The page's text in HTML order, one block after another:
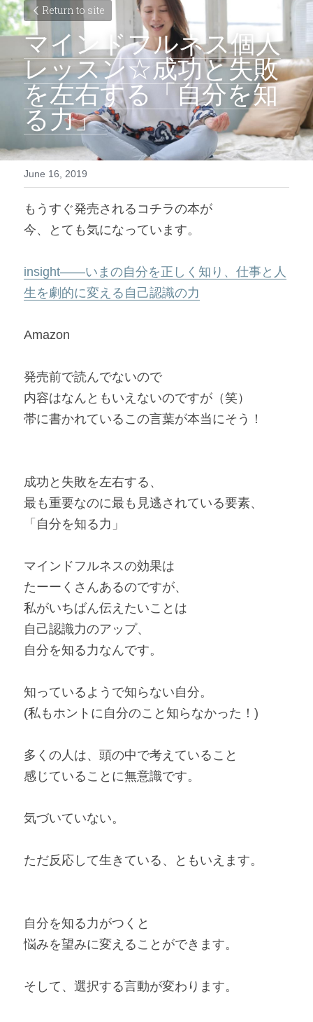
Return to site
マインドフルネス個人
レッスン☆成功と失敗
を左右する「自分を知
る力」
June 16, 2019
もうすぐ発売されるコチラの本が
今、とても気になっています。
insight――いまの自分を正しく知り、仕事と人
生を劇的に変える自己認識の力
Amazon
発売前で読んでないので
内容はなんともいえないのですが（笑）
帯に書かれているこの言葉が本当にそう！
成功と失敗を左右する、
最も重要なのに最も見逃されている要素、
「自分を知る力」
マインドフルネスの効果は
たーーくさんあるのですが、
私がいちばん伝えたいことは
自己認識力のアップ、
自分を知る力なんです。
知っているようで知らない自分。
(私もホントに自分のこと知らなかった！)
多くの人は、頭の中で考えていること
感じていることに無意識です。
気づいていない。
ただ反応して生きている、ともいえます。
自分を知る力がつくと
悩みを望みに変えることができます。
そして、選択する言動が変わります。